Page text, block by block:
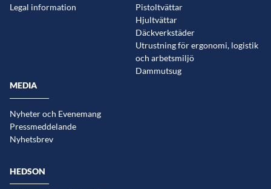
Legal information
Pistoltvättar
Hjultvättar
Däckverkstäder
Utrustning för ergonomi, logistik
och arbetsmiljö
Dammutsug
MEDIA
Nyheter och Evenemang
Pressmeddelande
Nyhetsbrev
HEDSON